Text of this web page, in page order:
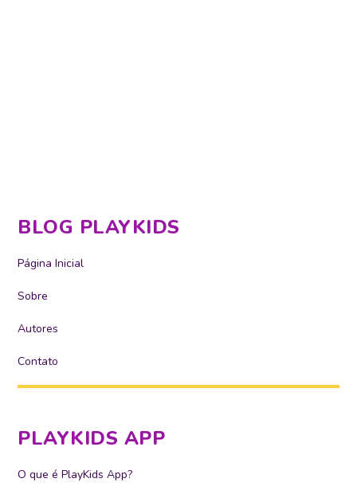
BLOG PLAYKIDS
Página Inicial
Sobre
Autores
Contato
PLAYKIDS APP
O que é PlayKids App?